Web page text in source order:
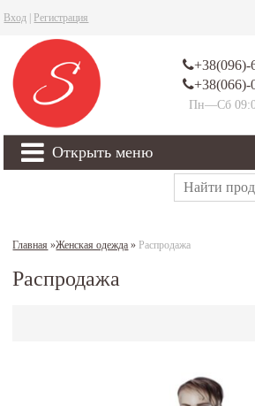
Вход Регистрация
+38(096)-
+38(066)-
Пн—Сб
Открыть меню
Главная »Женская одежда » Распродажа
Распродажа